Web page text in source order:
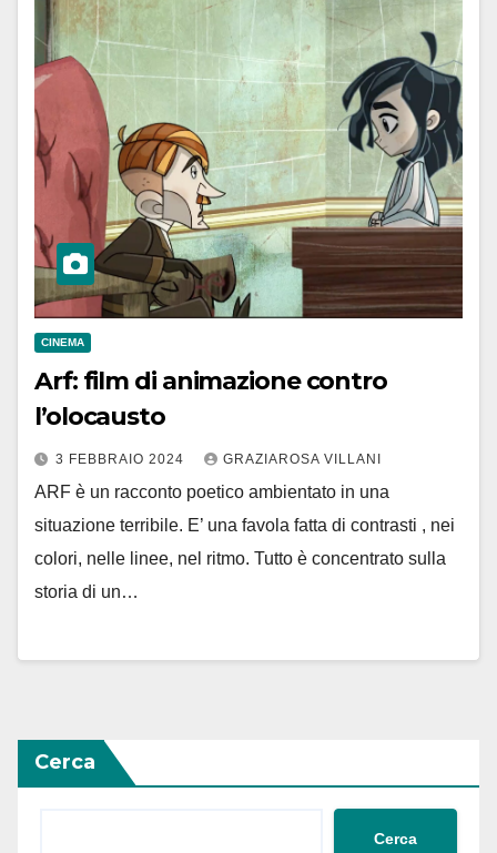
CINEMA
Arf: film di animazione contro
l’olocausto
3 FEBBRAIO 2024 GRAZIAROSA VILLANI
ARF è un racconto poetico ambientato in una
situazione terribile. E’ una favola fatta di contrasti , nei
colori, nelle linee, nel ritmo. Tutto è concentrato sulla
storia di un…
Cerca
Cerca